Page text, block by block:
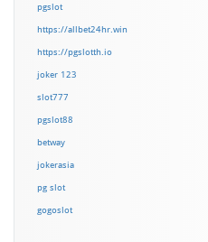
pgslot
https://allbet24hr.win
https://pgslotth.io
joker 123
slot777
pgslot88
betway
jokerasia
pg slot
gogoslot